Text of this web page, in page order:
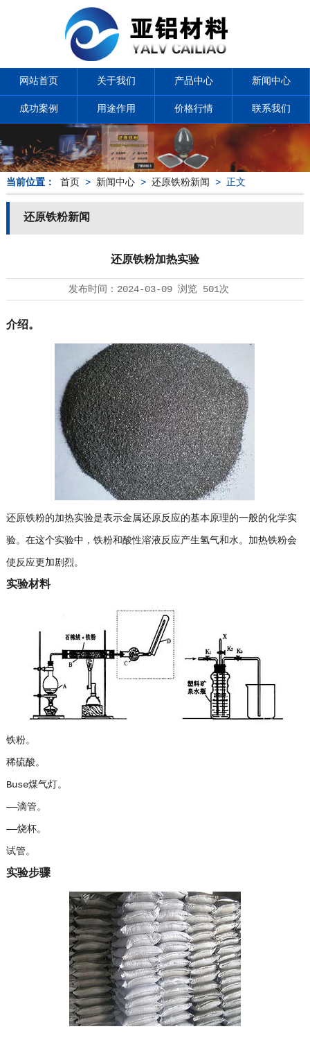
网站首页 关于我们 产品中心 新闻中心
成功案例 用途作用 价格行情 联系我们
当前位置： 首页 > 新闻中心> 还原铁粉新闻 > 正文
还原铁粉新闻
还原铁粉加热实验
发布时间： 2024-03-09浏览 501次
介绍。
还原铁粉的加热实验是表示金属还原反应的基本原理的一般的化学实
验。在这个实验中，铁粉和酸性溶液反应产生氢气和水。加热铁粉会
使反应更加剧烈。
实验材料
铁粉。
稀硫酸。
Buse煤气灯。
——滴管。
——烧杯。
试管。
实验步骤